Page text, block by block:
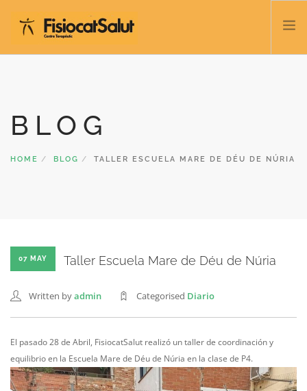
NOSOTROS
BLOG
BLOG
HOME BLOG TALLER ESCUELA MARE DE DÉU DE NÚRIA
07 MAY Taller Escuela Mare de Déu de Núria
Written byadmin Categorised Diario
El pasado 28 de Abril, FisiocatSalut realizó un taller de coordinación y
equilibrio en la Escuela Mare de Déu de Núria en la clase de P4.